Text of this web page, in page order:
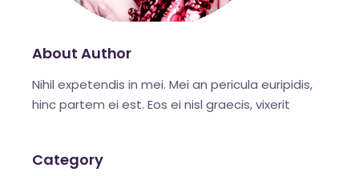
About Author
Nihil expetendis in mei. Mei an pericula euripidis,
hinc partem ei est. Eos ei nisl graecis, vixerit
Category